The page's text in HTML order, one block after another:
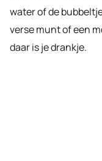
water of de
verse munt of een
daar is je drankje.